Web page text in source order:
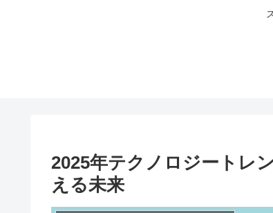
2025年テクノロジートレ
える未来